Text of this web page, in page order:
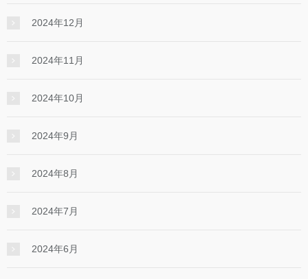
2024年12月
2024年11月
2024年10月
2024年9月
2024年8月
2024年7月
2024年6月